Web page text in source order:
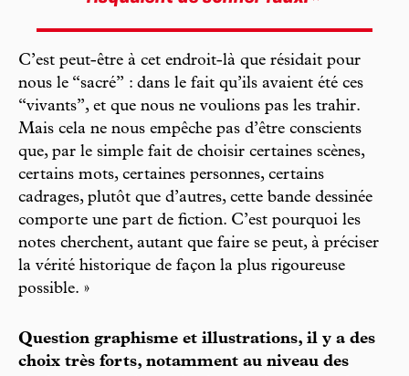
C’est peut-être à cet endroit-là que résidait pour
nous le “sacré” : dans le fait qu’ils avaient été ces
“vivants”, et que nous ne voulions pas les trahir.
Mais cela ne nous empêche pas d’être conscients
que, par le simple fait de choisir certaines scènes,
certains mots, certaines personnes, certains
cadrages, plutôt que d’autres, cette bande dessinée
comporte une part de fiction. C’est pourquoi les
notes cherchent, autant que faire se peut, à préciser
la vérité historique de façon la plus rigoureuse
possible. »
Question graphisme et illustrations, il y a des
choix très forts, notamment au niveau des